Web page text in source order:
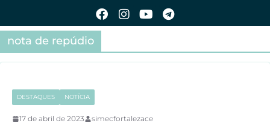
nota de repúdio
DESTAQUES NOTÍCIA
17 de abril de 2023 simecfortalezace